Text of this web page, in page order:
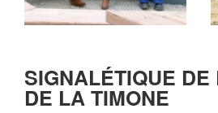
SIGNALÉTIQUE DE
DE LA TIMONE